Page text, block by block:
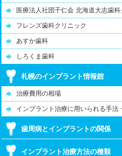
医療法人社団千仁会 北海道大志歯科
フレンズ歯科クリニック
あすか歯科
しろくま歯科
札幌のインプラント情報館
治療費用の相場
インプラント治療に用いられる手法
歯周病とインプラントの関係
インプラント治療方法の種類